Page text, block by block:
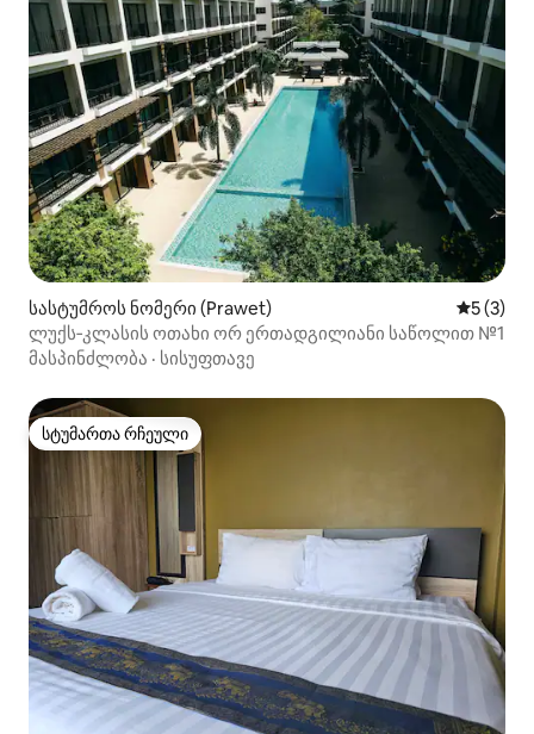
სასტუმროს ნომერი (Prawet)
5 (3)
ლუქს‑კლასის ოთახი ორ ერთადგილიანი საწოლით №1
მასპინძლობა · სისუფთავე
სტუმართა რჩეული
სტუმართა რჩეული